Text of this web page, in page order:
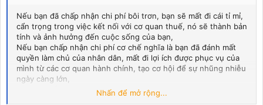
Nếu bạn đã chấp nhận chi phí bôi trơn, bạn sẽ mất đi cái tỉ mỉ,
cẩn trọng trong việc kết nối với cơ quan thuế, nó sẽ thành bản
tính và ảnh hưởng đến cuộc sống của bạn,
Nếu bạn chấp nhận chi phí cơ chế nghĩa là bạn đã đánh mất
quyền làm chủ của nhân dân, mất đi lợi ích được phục vụ của
mình từ các cơ quan hành chính, tạo cơ hội để sự nhũng nhiễu
ngày càng lớn,
Nếu bạn sẵn sàng đưa phong bì để giải quyết nhanh ( cơ quan
thuế ko cung cấp dịch vụ này) nghĩa là bạn đã tạo sự xáo trộn
Nhấn để mở rộng...